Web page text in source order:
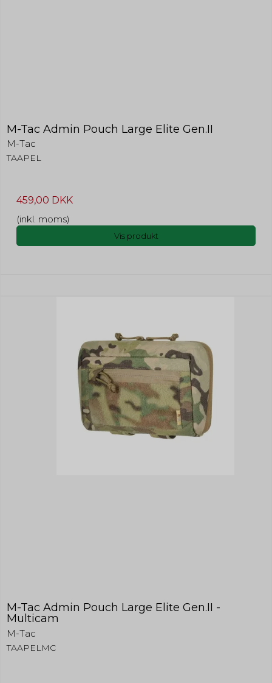
M-Tac Admin Pouch Large Elite Gen.II
M-Tac
TAAPEL
459,00 DKK
(inkl. moms)
Vis produkt
M-Tac Admin Pouch Large Elite Gen.II -
Multicam
M-Tac
TAAPELMC